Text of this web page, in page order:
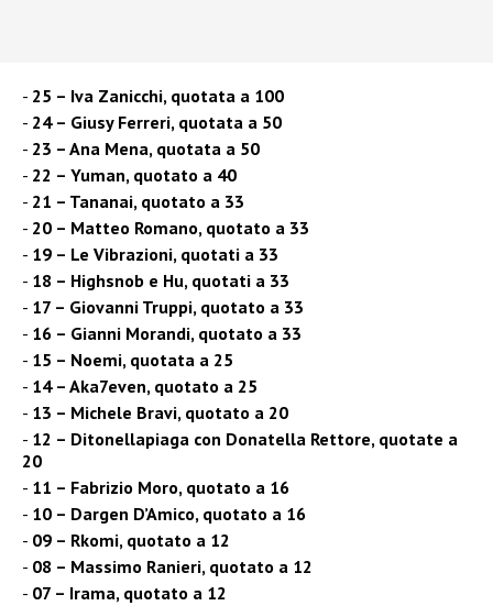
25 – Iva Zanicchi, quotata a 100
24 – Giusy Ferreri, quotata a 50
23 – Ana Mena, quotata a 50
22 – Yuman, quotato a 40
21 – Tananai, quotato a 33
20 – Matteo Romano, quotato a 33
19 – Le Vibrazioni, quotati a 33
18 – Highsnob e Hu, quotati a 33
17 – Giovanni Truppi, quotato a 33
16 – Gianni Morandi, quotato a 33
15 – Noemi, quotata a 25
14 – Aka7even, quotato a 25
13 – Michele Bravi, quotato a 20
12 – Ditonellapiaga con Donatella Rettore, quotate a
20
11 – Fabrizio Moro, quotato a 16
10 – Dargen D’Amico, quotato a 16
09 – Rkomi, quotato a 12
08 – Massimo Ranieri, quotato a 12
07 – Irama, quotato a 12